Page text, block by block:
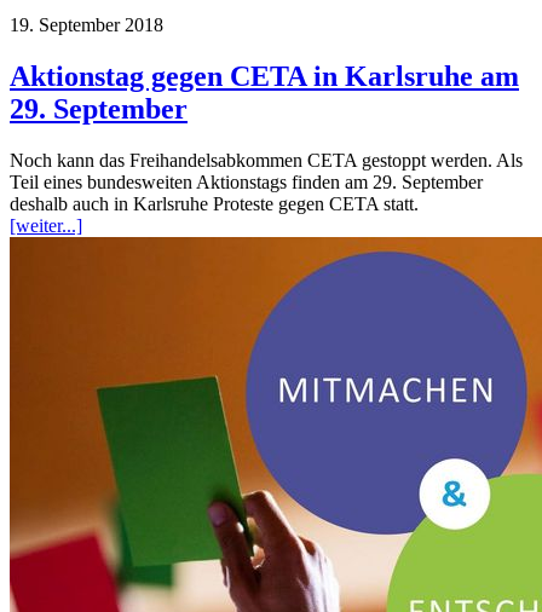
19. September 2018
Aktionstag gegen CETA in Karlsruhe am
29. September
Noch kann das Freihandelsabkommen CETA gestoppt werden. Als
Teil eines bundesweiten Aktionstags finden am 29. September
deshalb auch in Karlsruhe Proteste gegen CETA statt.
[weiter...]